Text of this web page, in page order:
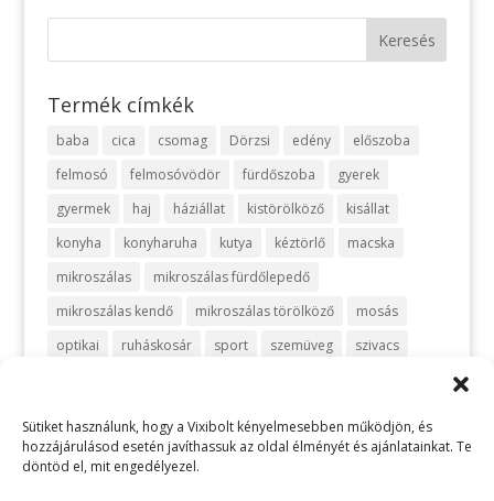
Sütiket használunk, hogy a Vixibolt kényelmesebben működjön, és
hozzájárulásod esetén javíthassuk az oldal élményét és ajánlatainkat. Te
döntöd el, mit engedélyezel.
Termék címkék
baba cica csomag Dörzsi edény
előszoba
felmosó
felmosóvödör fürdőszoba
gyerek
gyermek
haj háziállat kistörölköző
kisállat
konyha
konyharuha kutya kéztörlő
macska
mikroszálas
mikroszálas fürdőlepedő
mikroszálas kendő
mikroszálas törölköző
mosás
optikai
ruháskosár sport szemüveg
szivacs
vegyszermentes takarítás
vixi vödör zafir zöld